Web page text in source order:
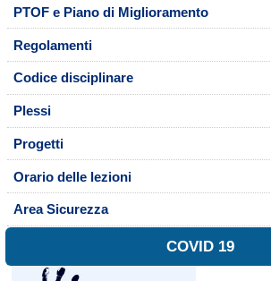
PTOF e Piano di Miglioramento
Regolamenti
Codice disciplinare
Plessi
Progetti
Orario delle lezioni
Area Sicurezza
COVID 19